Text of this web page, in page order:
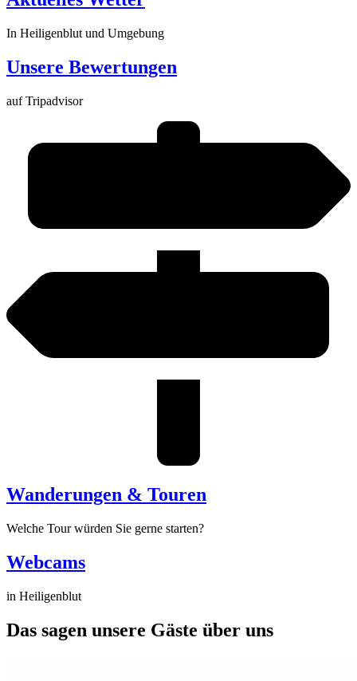
In Heiligenblut und Umgebung
Unsere Bewertungen
auf Tripadvisor
Wanderungen & Touren
Welche Tour würden Sie gerne starten?
Webcams
in Heiligenblut
Das sagen unsere Gäste über uns